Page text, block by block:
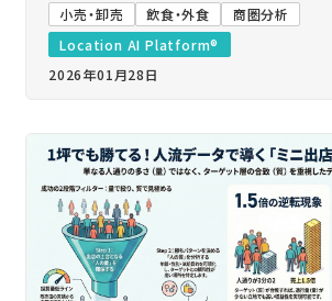
小売・卸売 飲食・外食
商圏分析
Location AI Platform®
2026年01月28日